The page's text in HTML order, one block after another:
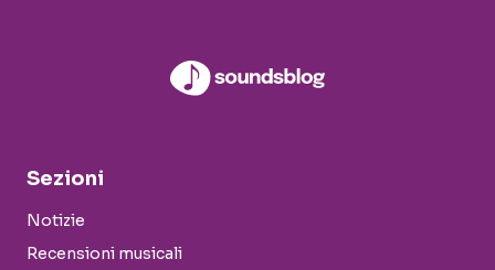
Sezioni
Notizie
Recensioni musicali